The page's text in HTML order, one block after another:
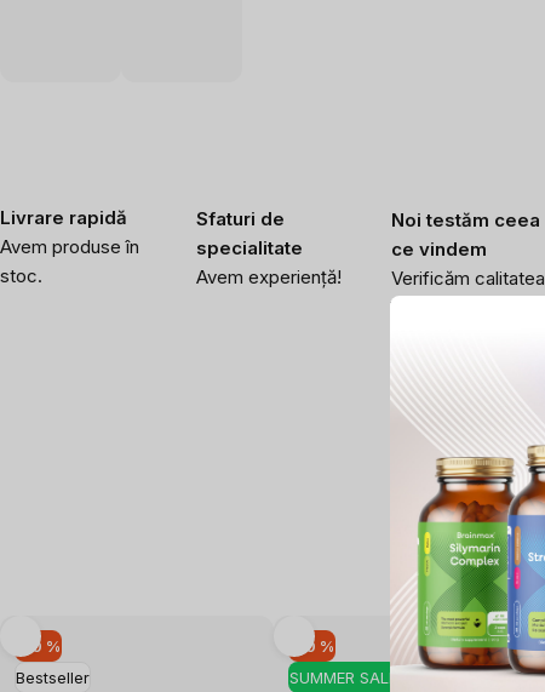
Livrare rapidă
Avem produse în
stoc.
Sfaturi de
specialitate
Avem experiență!
Noi testăm ceea
ce vindem
Verificăm calitatea
înaltă a produselor
Bestseller
–10 %
SUMMER SALE
–10 %